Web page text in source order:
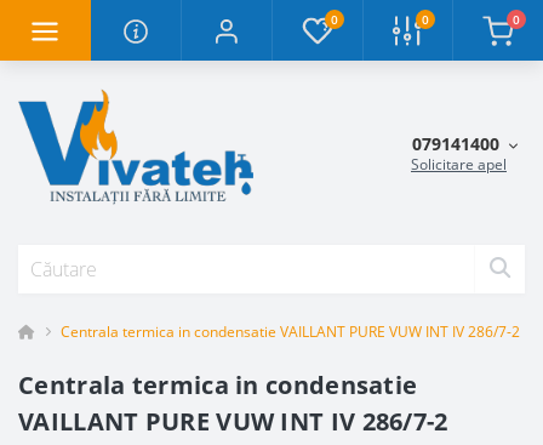
0 0 0
079141400
Solicitare apel
Centrala termica in condensatie VAILLANT PURE VUW INT IV 286/7-2
Centrala termica in condensatie
VAILLANT PURE VUW INT IV 286/7-2